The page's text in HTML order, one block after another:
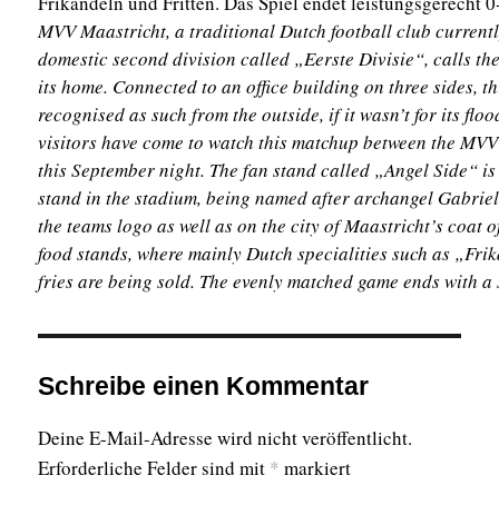
MVV Maastricht, a traditional Dutch football club
domestic second division called „Eerste Divisie“, calls
its home. Connected to an office building on three sides,
recognised as such from the outside, if it wasn’t for its
visitors have come to watch this matchup between the
this September night. The fan stand called „Angel Side“
stand in the stadium, being named after archangel
the teams logo as well as on the city of Maastricht’s coat
food stands, where mainly Dutch specialities such as
fries are being sold. The evenly matched game ends with
Schreibe einen Kommentar
Deine E-Mail-Adresse wird nicht veröffentlicht.
Erforderliche Felder sind mit * markiert